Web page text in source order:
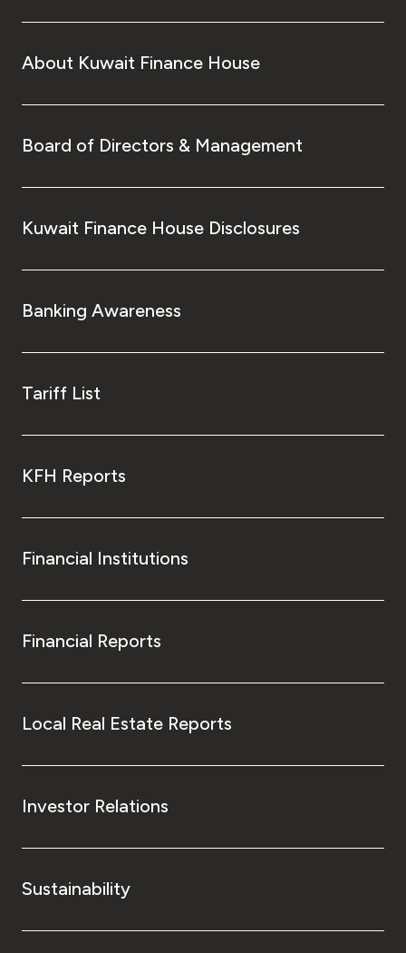
About Kuwait Finance House
Board of Directors & Management
Kuwait Finance House Disclosures
Banking Awareness
Tariff List
KFH Reports
Financial Institutions
Financial Reports
Local Real Estate Reports
Investor Relations
Sustainability